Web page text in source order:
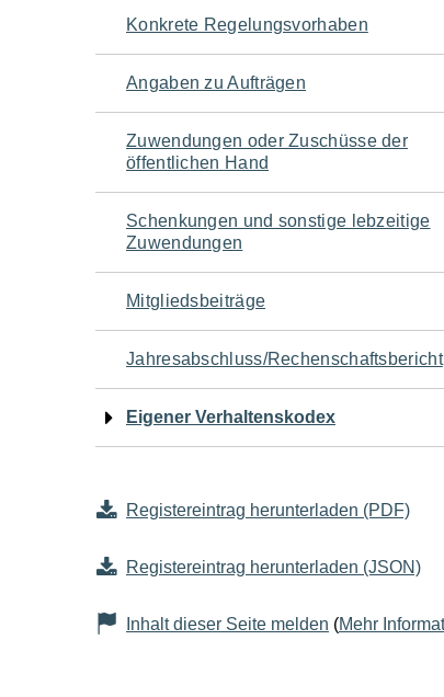
Seiteninhalt
Konkrete Regelungsvorhaben
Angaben zu Aufträgen
Zuwendungen oder Zuschüsse der
öffentlichen Hand
Schenkungen und sonstige lebzeitige
Zuwendungen
Mitgliedsbeiträge
Jahresabschluss/Rechenschaftsbericht
Eigener Verhaltenskodex
Registereintrag herunterladen (PDF)
Registereintrag herunterladen (JSON)
Inhalt dieser Seite melden (Mehr